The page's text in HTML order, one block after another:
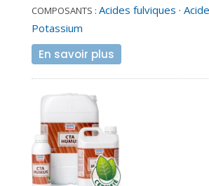
COMPOSANTS : Acides fulviques ·
Potassium
En savoir plus